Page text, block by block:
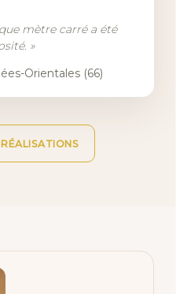
mètre carré a été
»
Orientales (66)